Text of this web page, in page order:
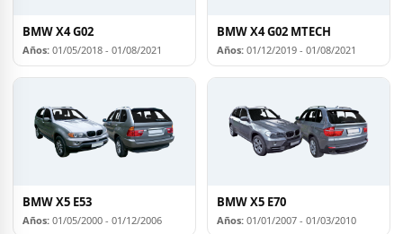
BMW X4 G02
Años: 01/05/2018 - 01/08/2021
BMW X4 G02 MTECH
Años: 01/12/2019 - 01/08/2021
BMW X5 E53
Años: 01/05/2000 - 01/12/2006
BMW X5 E70
Años: 01/01/2007 - 01/03/2010